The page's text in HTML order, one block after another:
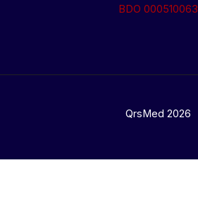
BDO 000510063
QrsMed 2026